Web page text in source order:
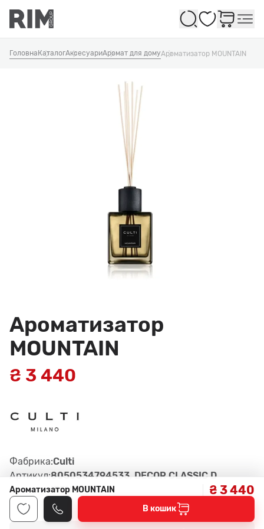
Обране
Головна КаталогАксесуариАромат для домуАроматизатор MOUNTAIN
Ароматизатор
MOUNTAIN
₴ 3 440
Фабрика:Culti
Артикул:8050534794533, DECOR CLASSIC D
IFFUSORE
Ароматизатор MOUNTAIN ₴ 3 440
В кошик